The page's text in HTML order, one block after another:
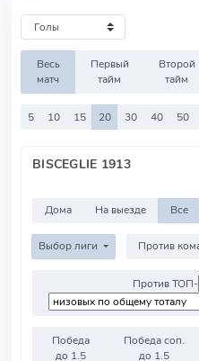
Весь
матч
Первый
тайм
Второй
тайм
5 10 15 20 30 40 50
BISCEGLIE 1913
Дома На выезде Все
Выбор лиги
Против ТОП-
Победа
до 1.5
Победа соп.
до 1.5